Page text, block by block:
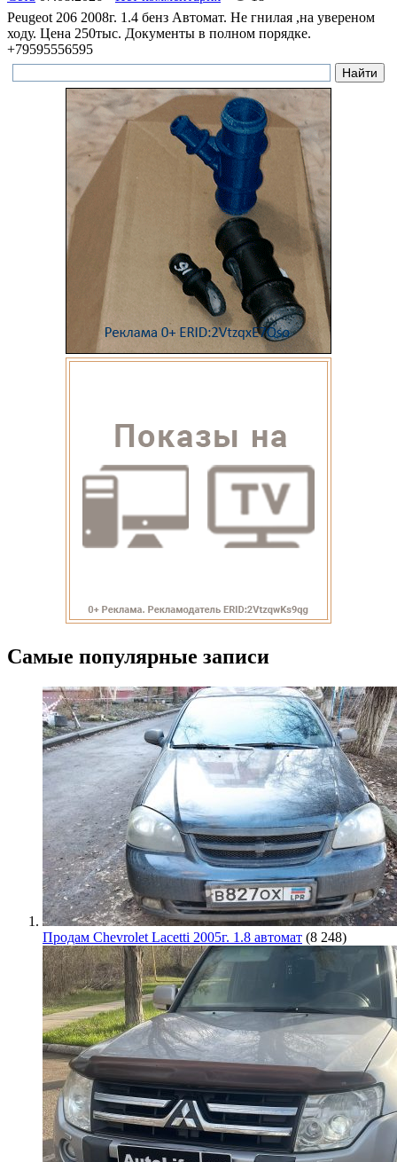
Peugeot 206 2008г. 1.4 бенз Автомат. Не гнилая ,на увереном
ходу. Цена 250тыс. Документы в полном порядке.
+79595556595
Самые популярные записи
Продам Chevrolet Lacetti 2005г. 1.8 автомат (8 248)